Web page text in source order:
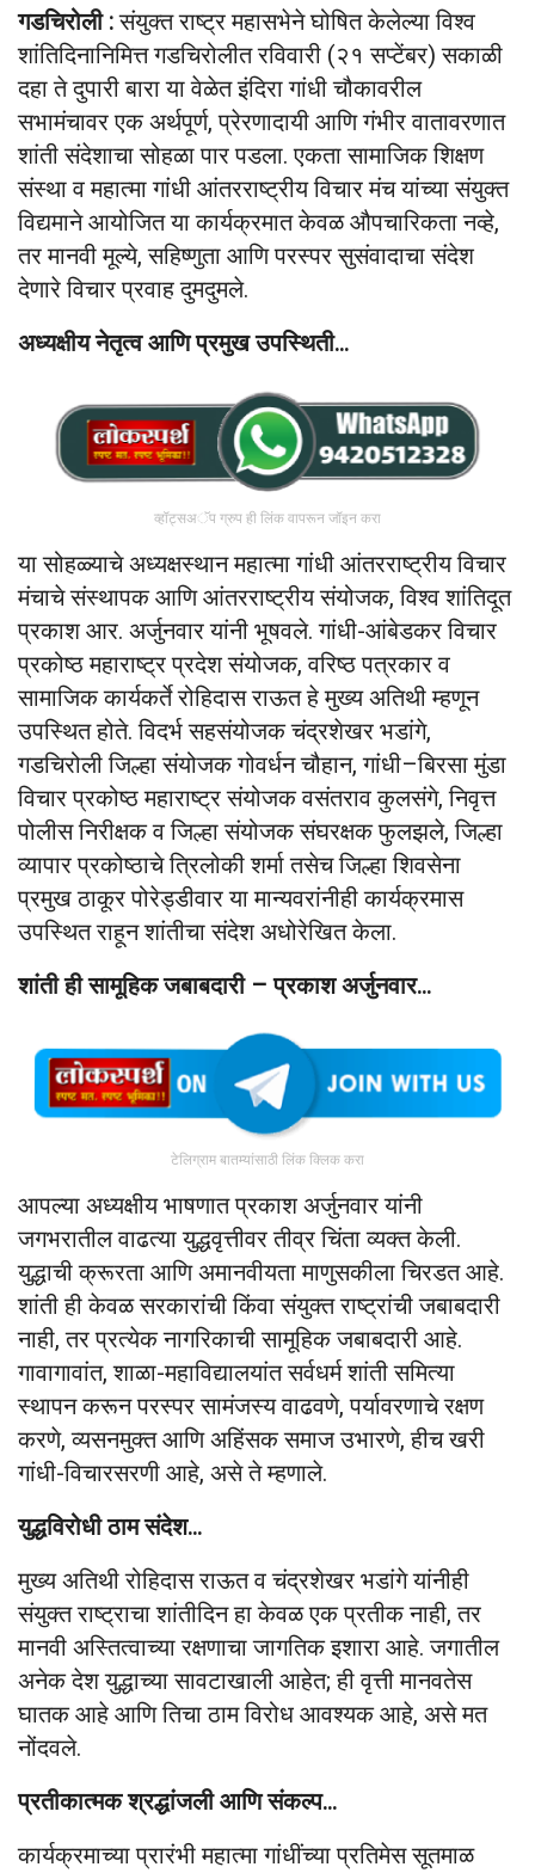
गडचिरोली :संयुक्त राष्ट्र महासभेने घोषित केलेल्या विश्व
शांतिदिनानिमित्त गडचिरोलीत रविवारी (२१ सप्टेंबर) सकाळी
दहा ते दुपारी बारा या वेळेत इंदिरा गांधी चौकावरील
सभामंचावर एक अर्थपूर्ण, प्रेरणादायी आणि गंभीर वातावरणात
शांती संदेशाचा सोहळा पार पडला. एकता सामाजिक शिक्षण
संस्था व महात्मा गांधी आंतरराष्ट्रीय विचार मंच यांच्या संयुक्त
विद्यमाने आयोजित या कार्यक्रमात केवळ औपचारिकता नव्हे,
तर मानवी मूल्ये, सहिष्णुता आणि परस्पर सुसंवादाचा संदेश
देणारे विचार प्रवाह दुमदुमले.
अध्यक्षीय नेतृत्व आणि प्रमुख उपस्थिती…
व्हॉट्सअॅप ग्रुप ही लिंक वापरून जॉइन करा
या सोहळ्याचे अध्यक्षस्थान महात्मा गांधी आंतरराष्ट्रीय विचार
मंचाचे संस्थापक आणि आंतरराष्ट्रीय संयोजक, विश्व शांतिदूत
प्रकाश आर. अर्जुनवार यांनी भूषवले. गांधी-आंबेडकर विचार
प्रकोष्ठ महाराष्ट्र प्रदेश संयोजक, वरिष्ठ पत्रकार व
सामाजिक कार्यकर्ते रोहिदास राऊत हे मुख्य अतिथी म्हणून
उपस्थित होते. विदर्भ सहसंयोजक चंद्रशेखर भडांगे,
गडचिरोली जिल्हा संयोजक गोवर्धन चौहान, गांधी–बिरसा मुंडा
विचार प्रकोष्ठ महाराष्ट्र संयोजक वसंतराव कुलसंगे, निवृत्त
पोलीस निरीक्षक व जिल्हा संयोजक संघरक्षक फुलझले, जिल्हा
व्यापार प्रकोष्ठाचे त्रिलोकी शर्मा तसेच जिल्हा शिवसेना
प्रमुख ठाकूर पोरेड्डीवार या मान्यवरांनीही कार्यक्रमास
उपस्थित राहून शांतीचा संदेश अधोरेखित केला.
शांती ही सामूहिक जबाबदारी – प्रकाश अर्जुनवार…
टेलिग्राम बातम्यांसाठी लिंक क्लिक करा
आपल्या अध्यक्षीय भाषणात प्रकाश अर्जुनवार यांनी
जगभरातील वाढत्या युद्धवृत्तीवर तीव्र चिंता व्यक्त केली.
युद्धाची क्रूरता आणि अमानवीयता माणुसकीला चिरडत आहे.
शांती ही केवळ सरकारांची किंवा संयुक्त राष्ट्रांची जबाबदारी
नाही, तर प्रत्येक नागरिकाची सामूहिक जबाबदारी आहे.
गावागावांत, शाळा-महाविद्यालयांत सर्वधर्म शांती समित्या
स्थापन करून परस्पर सामंजस्य वाढवणे, पर्यावरणाचे रक्षण
करणे, व्यसनमुक्त आणि अहिंसक समाज उभारणे, हीच खरी
गांधी-विचारसरणी आहे, असे ते म्हणाले.
युद्धविरोधी ठाम संदेश…
मुख्य अतिथी रोहिदास राऊत व चंद्रशेखर भडांगे यांनीही
संयुक्त राष्ट्राचा शांतीदिन हा केवळ एक प्रतीक नाही, तर
मानवी अस्तित्वाच्या रक्षणाचा जागतिक इशारा आहे. जगातील
अनेक देश युद्धाच्या सावटाखाली आहेत; ही वृत्ती मानवतेस
घातक आहे आणि तिचा ठाम विरोध आवश्यक आहे, असे मत
नोंदवले.
प्रतीकात्मक श्रद्धांजली आणि संकल्प…
कार्यक्रमाच्या प्रारंभी महात्मा गांधींच्या प्रतिमेस सूतमाळ